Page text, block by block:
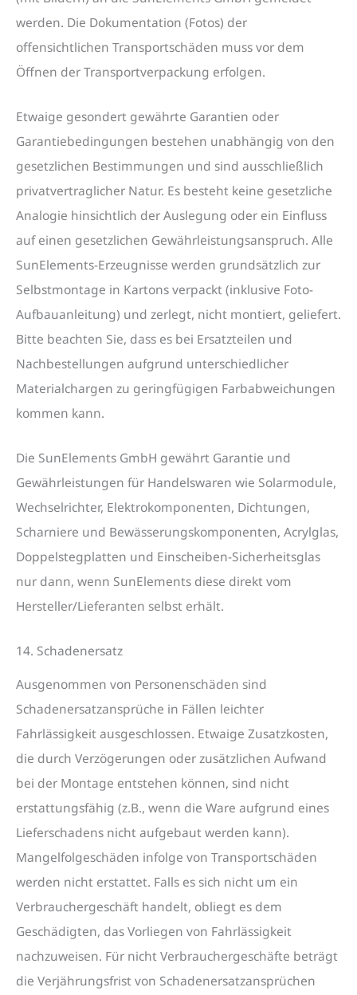
werden. Die Dokumentation (Fotos) der
offensichtlichen Transportschäden muss vor dem
Öffnen der Transportverpackung erfolgen.
Etwaige gesondert gewährte Garantien oder
Garantiebedingungen bestehen unabhängig von den
gesetzlichen Bestimmungen und sind ausschließlich
privatvertraglicher Natur. Es besteht keine gesetzliche
Analogie hinsichtlich der Auslegung oder ein Einfluss
auf einen gesetzlichen Gewährleistungsanspruch. Alle
SunElements-Erzeugnisse werden grundsätzlich zur
Selbstmontage in Kartons verpackt (inklusive Foto-
Aufbauanleitung) und zerlegt, nicht montiert, geliefert.
Bitte beachten Sie, dass es bei Ersatzteilen und
Nachbestellungen aufgrund unterschiedlicher
Materialchargen zu geringfügigen Farbabweichungen
kommen kann.
Die SunElements GmbH gewährt Garantie und
Gewährleistungen für Handelswaren wie Solarmodule,
Wechselrichter, Elektrokomponenten, Dichtungen,
Scharniere und Bewässerungskomponenten, Acrylglas,
Doppelstegplatten und Einscheiben-Sicherheitsglas
nur dann, wenn SunElements diese direkt vom
Hersteller/Lieferanten selbst erhält.
14. Schadenersatz
Ausgenommen von Personenschäden sind
Schadenersatzansprüche in Fällen leichter
Fahrlässigkeit ausgeschlossen. Etwaige Zusatzkosten,
die durch Verzögerungen oder zusätzlichen Aufwand
bei der Montage entstehen können, sind nicht
erstattungsfähig (z.B., wenn die Ware aufgrund eines
Lieferschadens nicht aufgebaut werden kann).
Mangelfolgeschäden infolge von Transportschäden
werden nicht erstattet. Falls es sich nicht um ein
Verbrauchergeschäft handelt, obliegt es dem
Geschädigten, das Vorliegen von Fahrlässigkeit
nachzuweisen. Für nicht Verbrauchergeschäfte beträgt
die Verjährungsfrist von Schadenersatzansprüchen